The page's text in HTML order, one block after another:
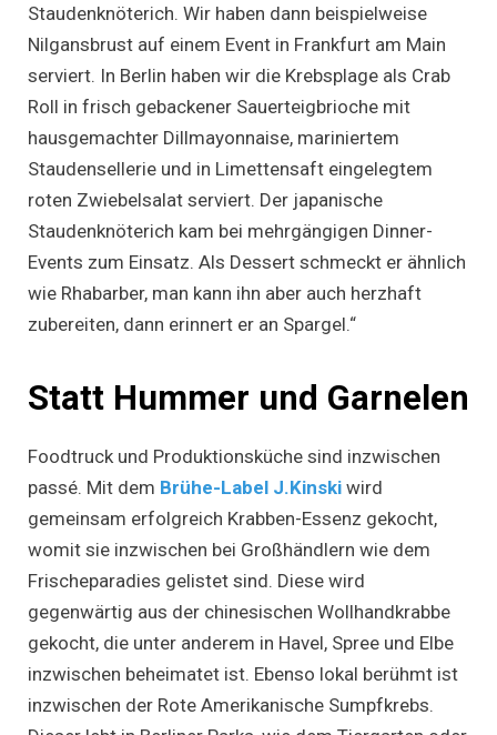
Staudenknöterich. Wir haben dann beispielweise
Nilgansbrust auf einem Event in Frankfurt am Main
serviert. In Berlin haben wir die Krebsplage als Crab
Roll in frisch gebackener Sauerteigbrioche mit
hausgemachter Dillmayonnaise, mariniertem
Staudensellerie und in Limettensaft eingelegtem
roten Zwiebelsalat serviert. Der japanische
Staudenknöterich kam bei mehrgängigen Dinner-
Events zum Einsatz. Als Dessert schmeckt er ähnlich
wie Rhabarber, man kann ihn aber auch herzhaft
zubereiten, dann erinnert er an Spargel.“
Statt Hummer und Garnelen
Foodtruck und Produktionsküche sind inzwischen
passé. Mit dem Brühe-Label J.Kinski wird
gemeinsam erfolgreich Krabben-Essenz gekocht,
womit sie inzwischen bei Großhändlern wie dem
Frischeparadies gelistet sind. Diese wird
gegenwärtig aus der chinesischen Wollhandkrabbe
gekocht, die unter anderem in Havel, Spree und Elbe
inzwischen beheimatet ist. Ebenso lokal berühmt ist
inzwischen der Rote Amerikanische Sumpfkrebs.